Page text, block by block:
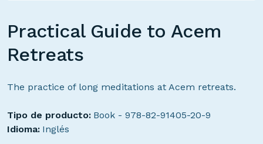
Practical Guide to Acem
Retreats
The practice of long meditations at Acem retreats.
Tipo de producto: Book - 978-82-91405-20-9
Idioma: Inglés